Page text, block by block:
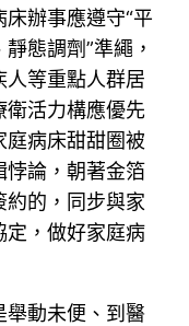
辦事應遵守“平
態調劑”準繩，
人等重點人群居
衛活力構應優先
庭病床甜甜圈被
悖論，朝著金箔
約的，同步與家
定，做好家庭病
舉動未便、到醫